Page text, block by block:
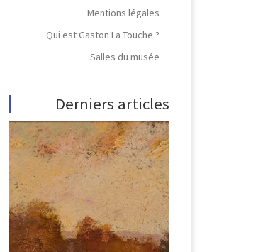
Mentions légales
Qui est Gaston La Touche ?
Salles du musée
Derniers articles